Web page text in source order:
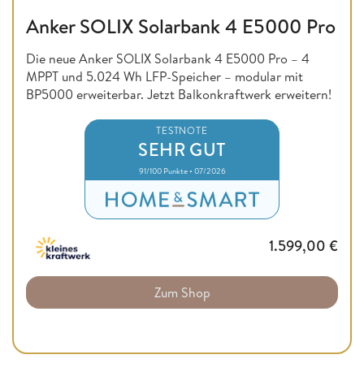
Anker SOLIX Solarbank 4 E5000 Pro
Die neue Anker SOLIX Solarbank 4 E5000 Pro – 4
MPPT und 5.024 Wh LFP-Speicher – modular mit
BP5000 erweiterbar. Jetzt Balkonkraftwerk erweitern!
TESTNOTE
SEHR GUT
91/100 Punkte • 07/2026
1.599,00 €
Zum Shop